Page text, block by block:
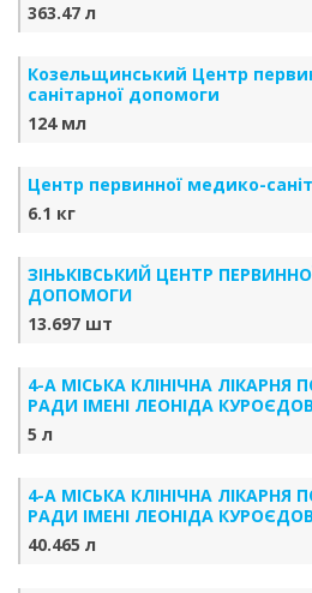
363.47 л
Козельщинський Центр
санітарної допомоги
124 мл
Центр первинної медико-
6.1 кг
ЗІНЬКІВСЬКИЙ ЦЕНТР
ДОПОМОГИ
13.697 шт
4-А МІСЬКА КЛІНІЧНА ЛІКАРНЯ
РАДИ ІМЕНІ ЛЕОНІДА
5 л
4-А МІСЬКА КЛІНІЧНА ЛІКАРНЯ
РАДИ ІМЕНІ ЛЕОНІДА
40.465 л